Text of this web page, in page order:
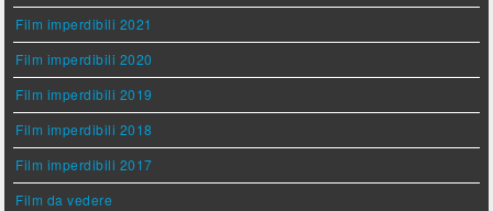
Film imperdibili 2021
Film imperdibili 2020
Film imperdibili 2019
Film imperdibili 2018
Film imperdibili 2017
Film da vedere